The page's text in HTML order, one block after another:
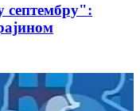
септембру":